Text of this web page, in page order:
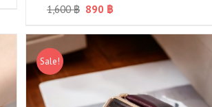
1,600฿ 890 ฿
Sale!